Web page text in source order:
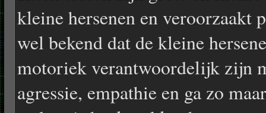
kleine hersenen en
wel bekend dat de kleine
motoriek verantwoordelijk zijn
agressie, empathie en ga zo